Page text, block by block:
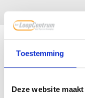
Toestemming
Deze website